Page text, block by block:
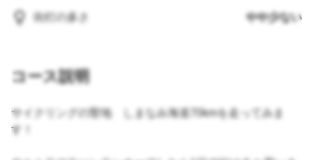
街灯の多さ やや少ない
コース説明
サイクリングの聖地 しまなみ海道70kmを走ってみま
す！